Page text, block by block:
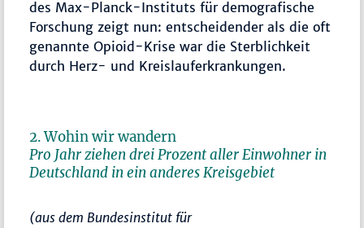
des Max-Planck-Instituts für demografische
Forschung zeigt nun: entscheidender als die oft
genannte Opioid-Krise war die Sterblichkeit
durch Herz- und Kreislauferkrankungen.
2. Wohin wir wandern
Pro Jahr ziehen drei Prozent aller Einwohner in
Deutschland in ein anderes Kreisgebiet
(aus dem Bundesinstitut für